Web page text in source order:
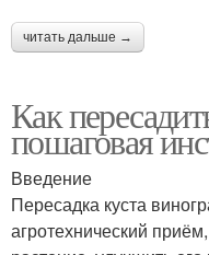
читать дальше →
Как
пошаговая
Введение
Пересадка куста
агротехнический